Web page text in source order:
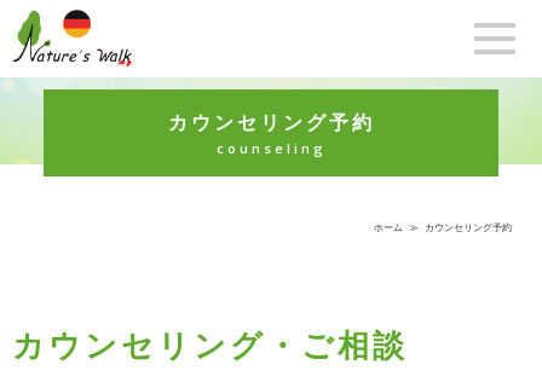
カウンセリング予約
counseling
ホーム ≫ カウンセリング予約
カウンセリング・ご相談